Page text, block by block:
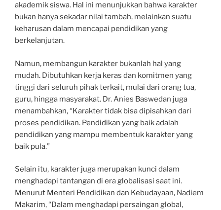
akademik siswa. Hal ini menunjukkan bahwa karakter
bukan hanya sekadar nilai tambah, melainkan suatu
keharusan dalam mencapai pendidikan yang
berkelanjutan.
Namun, membangun karakter bukanlah hal yang
mudah. Dibutuhkan kerja keras dan komitmen yang
tinggi dari seluruh pihak terkait, mulai dari orang tua,
guru, hingga masyarakat. Dr. Anies Baswedan juga
menambahkan, “Karakter tidak bisa dipisahkan dari
proses pendidikan. Pendidikan yang baik adalah
pendidikan yang mampu membentuk karakter yang
baik pula.”
Selain itu, karakter juga merupakan kunci dalam
menghadapi tantangan di era globalisasi saat ini.
Menurut Menteri Pendidikan dan Kebudayaan, Nadiem
Makarim, “Dalam menghadapi persaingan global,